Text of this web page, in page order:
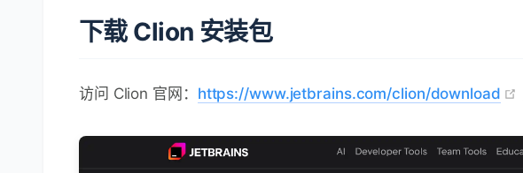
下载 Clion 安装包
访问 Clion 官网： https://www.jetbrains.com/clion/download